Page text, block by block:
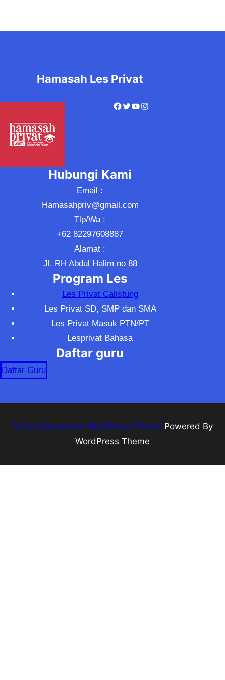
Hamasah Les Privat
Hubungi Kami
Email :
Hamasahpriv@gmail.com
Tlp/Wa :
+62 82297608887
Alamat :
Jl. RH Abdul Halim no 88
Program Les
Les Privat Calistung
Les Privat SD, SMP dan SMA
Les Privat Masuk PTN/PT
Lesprivat Bahasa
Daftar guru
Daftar Guru
School Classroom WordPress Theme Powered By
WordPress Theme